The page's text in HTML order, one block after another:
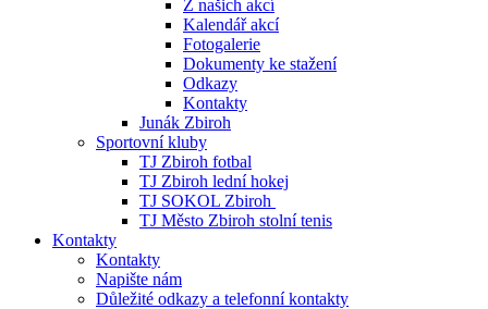
Z našich akcí
Kalendář akcí
Fotogalerie
Dokumenty ke stažení
Odkazy
Kontakty
Junák Zbiroh
Sportovní kluby
TJ Zbiroh fotbal
TJ Zbiroh lední hokej
TJ SOKOL Zbiroh
TJ Město Zbiroh stolní tenis
Kontakty
Kontakty
Napište nám
Důležité odkazy a telefonní kontakty